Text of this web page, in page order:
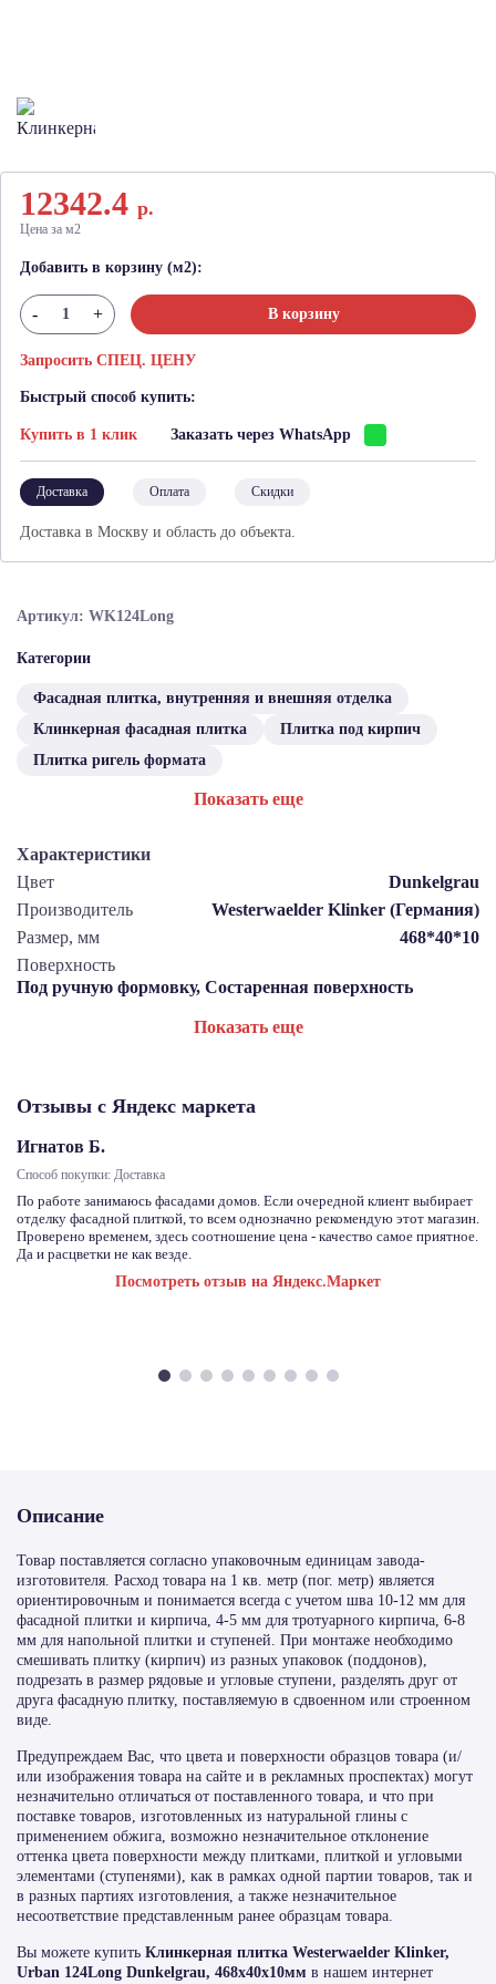
Артикул: WK124Long
Категории
Фасадная плитка, внутренняя и внешняя отделка
Клинкерная фасадная плитка
Плитка под кирпич
Плитка ригель формата
Показать еще
Характеристики
Цвет
Dunkelgrau
Производитель
Westerwaelder Klinker (Германия)
Размер, мм
468*40*10
Поверхность
Под ручную формовку, Состаренная поверхность
Показать еще
12342.4 р.
Цена за м2
Добавить в корзину (м2):
- + В корзину
Запросить СПЕЦ. ЦЕНУ
Быстрый способ купить:
Купить в 1 клик Заказать через WhatsApp
Доставка Оплата Скидки
Доставка в Москву и область до объекта.
Отзывы с Яндекс маркета
Игнатов Б.
Способ покупки: Доставка
По работе занимаюсь фасадами домов. Если очередной клиент выбирает
отделку фасадной плиткой, то всем однозначно рекомендую этот магазин.
Проверено временем, здесь соотношение цена - качество самое приятное.
Да и расцветки не как везде.
Посмотреть отзыв на Яндекс.Маркет
Описание
Товар поставляется согласно упаковочным единицам завода-
изготовителя. Расход товара на 1 кв. метр (пог. метр) является
ориентировочным и понимается всегда с учетом шва 10-12 мм для
фасадной плитки и кирпича, 4-5 мм для тротуарного кирпича, 6-8
мм для напольной плитки и ступеней. При монтаже необходимо
смешивать плитку (кирпич) из разных упаковок (поддонов),
подрезать в размер рядовые и угловые ступени, разделять друг от
друга фасадную плитку, поставляемую в сдвоенном или строенном
виде.
Предупреждаем Вас, что цвета и поверхности образцов товара (и/
или изображения товара на сайте и в рекламных проспектах) могут
незначительно отличаться от поставленного товара, и что при
поставке товаров, изготовленных из натуральной глины с
применением обжига, возможно незначительное отклонение
оттенка цвета поверхности между плитками, плиткой и угловыми
элементами (ступенями), как в рамках одной партии товаров, так и
в разных партиях изготовления, а также незначительное
несоответствие представленным ранее образцам товара.
Вы можете купить Клинкерная плитка Westerwaelder Klinker,
Urban 124Long Dunkelgrau, 468х40х10мм в нашем интернет